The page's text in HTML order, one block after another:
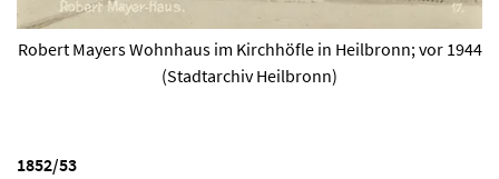
Robert Mayers Wohnhaus im Kirchhöfle in Heilbronn; vor 1944
(Stadtarchiv Heilbronn)
1852/53